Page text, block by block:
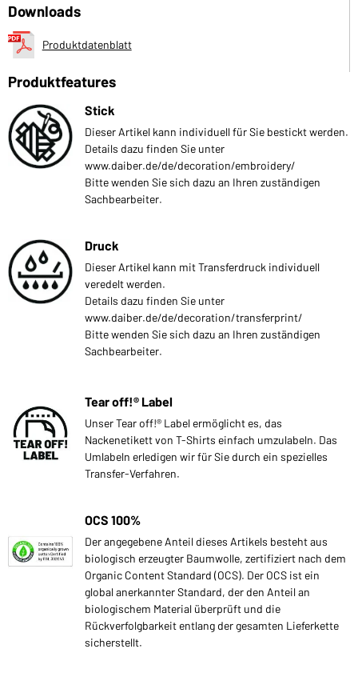
Downloads
Produktdatenblatt
Produktfeatures
Stick
Dieser Artikel kann individuell für Sie bestickt werden.
Details dazu finden Sie unter
www.daiber.de/de/decoration/embroidery/
Bitte wenden Sie sich dazu an Ihren zuständigen
Sachbearbeiter.
Druck
Dieser Artikel kann mit Transferdruck individuell
veredelt werden.
Details dazu finden Sie unter
www.daiber.de/de/decoration/transferprint/
Bitte wenden Sie sich dazu an Ihren zuständigen
Sachbearbeiter.
Tear off!® Label
Unser Tear off!® Label ermöglicht es, das
Nackenetikett von T-Shirts einfach umzulabeln. Das
Umlabeln erledigen wir für Sie durch ein spezielles
Transfer-Verfahren.
OCS 100%
Der angegebene Anteil dieses Artikels besteht aus
biologisch erzeugter Baumwolle, zertifiziert nach dem
Organic Content Standard (OCS). Der OCS ist ein
global anerkannter Standard, der den Anteil an
biologischem Material überprüft und die
Rückverfolgbarkeit entlang der gesamten Lieferkette
sicherstellt.